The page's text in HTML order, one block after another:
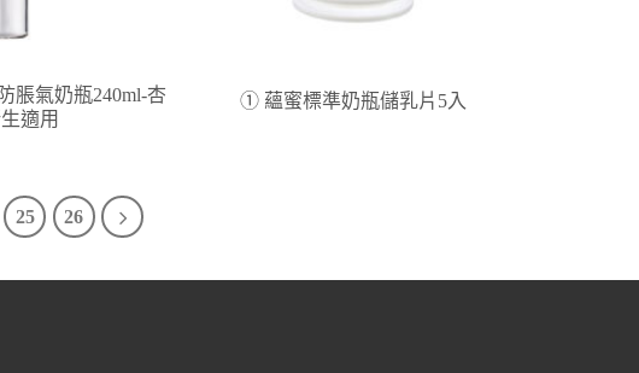
脹氣奶瓶240ml-杏
適用
① 蘊蜜標準奶瓶儲乳片5入
25 26